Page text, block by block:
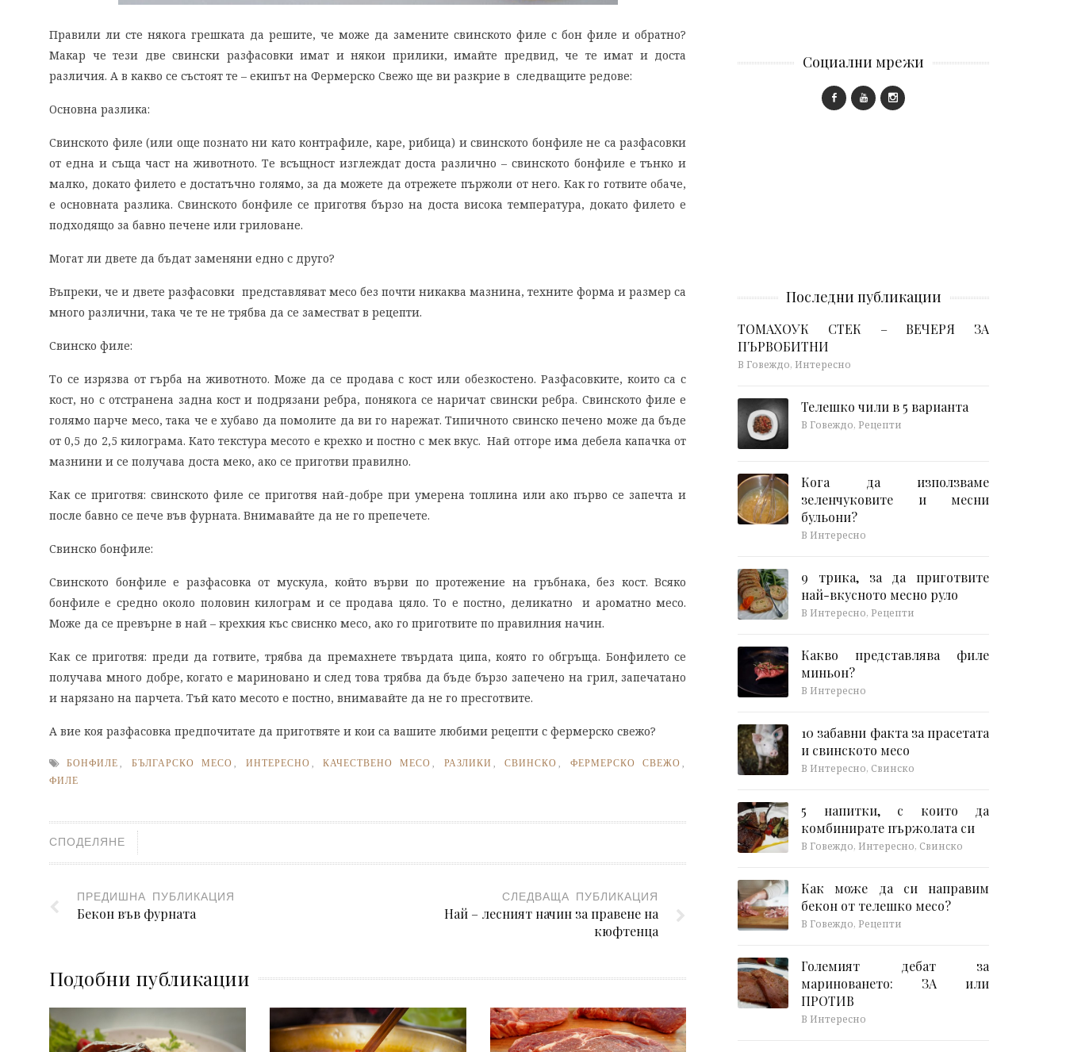
Правили ли сте някога грешката да решите, че може да замените свинското филе с бон филе и обратно?
Макар че тези две свински разфасовки имат и някои прилики, имайте предвид, че те имат и доста
различия. А в какво се състоят те – екипът на Фермерско Свежо ще ви разкрие в следващите редове:
Основна разлика:
Свинското филе (или още познато ни като контрафиле, каре, рибица) и свинското бонфиле не са разфасовки
от една и съща част на животното. Те всъщност изглеждат доста различно – свинското бонфиле е тънко и
малко, докато филето е достатъчно голямо, за да можете да отрежете пържоли от него. Как го готвите обаче,
е основната разлика. Свинското бонфиле се приготвя бързо на доста висока температура, докато филето е
подходящо за бавно печене или гриловане.
Могат ли двете да бъдат заменяни едно с друго?
Въпреки, че и двете разфасовки представляват месо без почти никаква мазнина, техните форма и размер са
много различни, така че те не трябва да се заместват в рецепти.
Свинско филе:
То се изрязва от гърба на животното. Може да се продава с кост или обезкостено. Разфасовките, които са с
кост, но с отстранена задна кост и подрязани ребра, понякога се наричат свински ребра. Свинското филе е
голямо парче месо, така че е хубаво да помолите да ви го нарежат. Типичното свинско печено може да бъде
от 0,5 до 2,5 килограма. Като текстура месото е крехко и постно с мек вкус. Най отгоре има дебела капачка от
мазнини и се получава доста меко, ако се приготви правилно.
Как се приготвя: свинското филе се приготвя най-добре при умерена топлина или ако първо се запечта и
после бавно се пече във фурната. Внимавайте да не го препечете.
Свинско бонфиле:
Свинското бонфиле е разфасовка от мускула, който върви по протежение на гръбнака, без кост. Всяко
бонфиле е средно около половин килограм и се продава цяло. То е постно, деликатно и ароматно месо.
Може да се превърне в най – крехкия къс свиснко месо, ако го приготвите по правилния начин.
Как се приготвя: преди да готвите, трябва да премахнете твърдата ципа, която го обгръща. Бонфилето се
получава много добре, когато е мариновано и след това трябва да бъде бързо запечено на грил, запечатанo
и нарязано на парчета. Тъй като месото е постно, внимавайте да не го пресготвите.
А вие коя разфасовка предпочитате да приготвяте и кои са вашите любими рецепти с фермерско свежо?
БОНФИЛЕ БЪЛГАРСКО МЕСО ИНТЕРЕСНО КАЧЕСТВЕНО МЕСО РАЗЛИКИ ,СВИНСКО ФЕРМЕРСКО СВЕЖО
ФИЛЕ
СПОДЕЛЯНЕ
ПРЕДИШНА ПУБЛИКАЦИЯ
Бекон във фурната
СЛЕДВАЩА ПУБЛИКАЦИЯ
Най – лесният начин за правене на
кюфтенца
Подобни публикации
Социални мрежи
Последни публикации
ТОМАХОУК СТЕК – ВЕЧЕРЯ ЗА
ПЪРВОБИТНИ
В Говеждо, Интересно
Телешко чили в 5 варианта
В Говеждо, Рецепти
Кога да използваме
зеленчуковите и месни
бульони?
В Интересно
9 трика, за да приготвите
най-вкусното месно руло
В Интересно, Рецепти
Какво представлява филе
миньон?
В Интересно
10 забавни факта за прасетата
и свинското месо
В Интересно, Свинско
5 напитки, с които да
комбинирате пържолата си
В Говеждо, Интересно, Свинско
Как може да си направим
бекон от телешко месо?
В Говеждо, Рецепти
Големият дебат за
мариноването: ЗА или
ПРОТИВ
В Интересно